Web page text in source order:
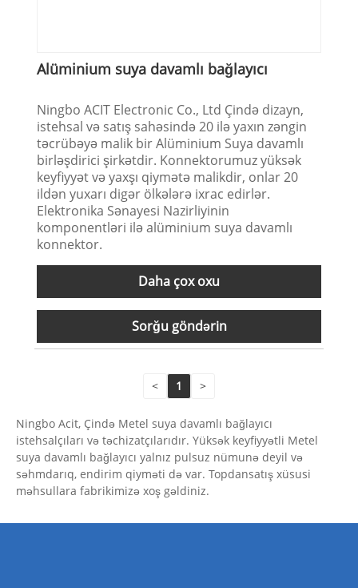
Alüminium suya davamlı bağlayıcı
Ningbo ACIT Electronic Co., Ltd Çində dizayn,
istehsal və satış sahəsində 20 ilə yaxın zəngin
təcrübəyə malik bir Alüminium Suya davamlı
birləşdirici şirkətdir. Konnektorumuz yüksək
keyfiyyət və yaxşı qiymətə malikdir, onlar 20
ildən yuxarı digər ölkələrə ixrac edirlər.
Elektronika Sənayesi Nazirliyinin
komponentləri ilə alüminium suya davamlı
konnektor.
Daha çox oxu
Sorğu göndərin
< 1 >
Ningbo Acit, Çində Metel suya davamlı bağlayıcı
istehsalçıları və təchizatçılarıdır. Yüksək keyfiyyətli Metel
suya davamlı bağlayıcı yalnız pulsuz nümunə deyil və
səhmdarıq, endirim qiyməti də var. Topdansatış xüsusi
məhsullara fabrikimizə xoş gəldiniz.